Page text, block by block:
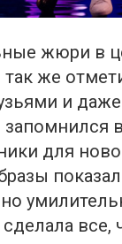
жюри в
так же
и
для
сделала